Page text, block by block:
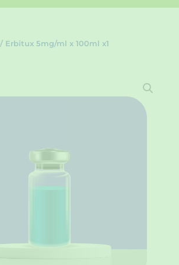
/ Erbitux 5mg/ml x 100ml x1